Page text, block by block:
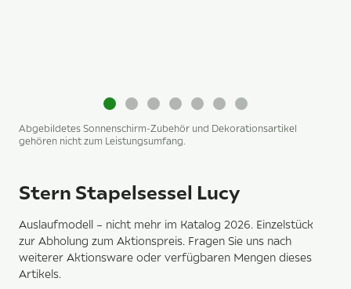
Abgebildetes Sonnenschirm-Zubehör und Dekorationsartikel
gehören nicht zum Leistungsumfang.
Stern Stapelsessel Lucy
Auslaufmodell – nicht mehr im Katalog 2026. Einzelstück
zur Abholung zum Aktionspreis. Fragen Sie uns nach
weiterer Aktionsware oder verfügbaren Mengen dieses
Artikels.